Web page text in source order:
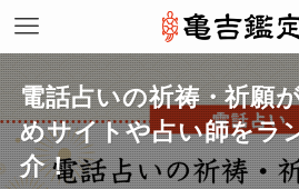
電話占いの祈祷・祈願
めサイトや占い師をラ
介！